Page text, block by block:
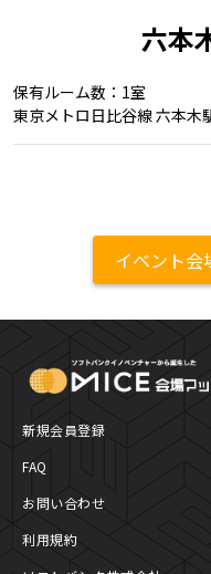
六本
保有ルーム数：1室
東京メトロ日比谷線 六本木
イベント会
新規会員登録
FAQ
お問い合わせ
利用規約